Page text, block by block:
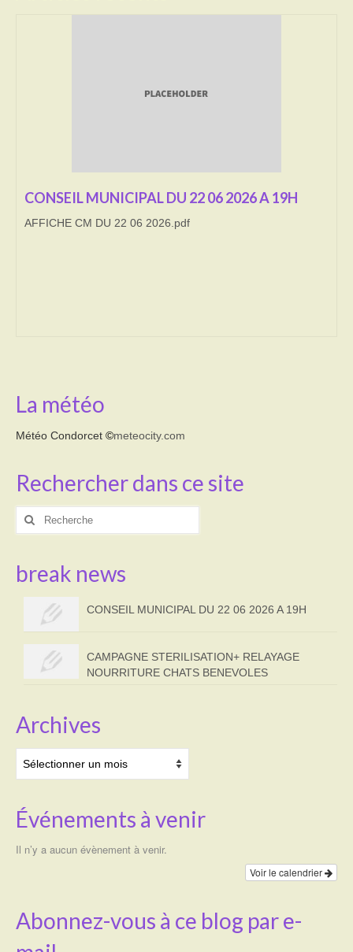
DECHETS VERTS
CONSEIL MUNICIPAL DU 22 06 2026 A 19H
AFFICHE CM DU 22 06 2026.pdf
La météo
Météo Condorcet ©meteocity.com
Rechercher dans ce site
Rechercher
break news
CONSEIL MUNICIPAL DU 22 06 2026 A 19H
CAMPAGNE STERILISATION+ RELAYAGE
NOURRITURE CHATS BENEVOLES
Archives
Événements à venir
Il n’y a aucun évènement à venir.
Voir le calendrier
Abonnez-vous à ce blog par e-